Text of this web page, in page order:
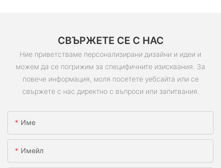
СВЪРЖЕТЕ СЕ С НАС
Ние приветстваме персонализирани дизайни и идеи и
можем да се погрижим за специфичните изисквания. За
повече информация, моля посетете уебсайта или се
свържете с нас директно с въпроси или запитвания.
Име
Имейл